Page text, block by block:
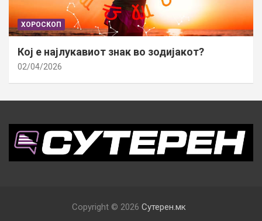
ХОРОСКОП
Кој е најлукавиот знак во зодијакот?
02/04/2026
Copyright © 2026 Сутерен.мк